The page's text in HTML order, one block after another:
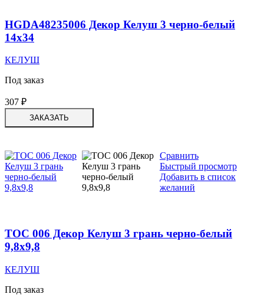
HGDA48235006 Декор Келуш 3 черно-белый
14х34
КЕЛУШ
Под заказ
307 ₽
ЗАКАЗАТЬ
Сравнить
Быстрый просмотр
Добавить в список
желаний
TOC 006 Декор Келуш 3 грань черно-белый
9,8х9,8
КЕЛУШ
Под заказ